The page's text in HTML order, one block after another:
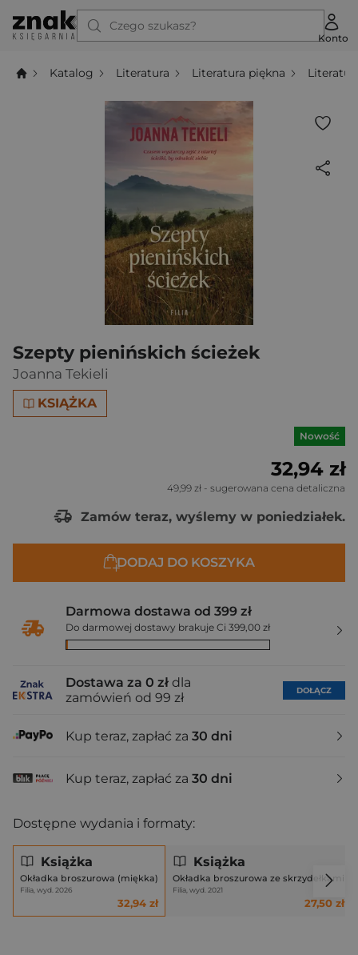
Czego szukasz?
Konto
Katalog Literatura Literatura piękna
Szepty pienińskich ścieżek
Joanna Tekieli
KSIĄŻKA
Nowość
32,94 zł
49,99 zł - sugerowana cena detaliczna
Zamów teraz, wyślemy w poniedziałek.
DODAJ DO KOSZYKA
Darmowa dostawa od 399 zł
Do darmowej dostawy brakuje Ci 399,00 zł
Dostawa za 0 zł dla
zamówień od 99 zł
DOŁĄCZ
Kup teraz, zapłać za 30 dni
Kup teraz, zapłać za 30 dni
Dostępne wydania i formaty:
Książka
Okładka broszurowa (miękka)
Filia, wyd. 2026
32,94 zł
Książka
Okładka broszurowa ze skrzydełkami
Filia, wyd. 2021
27,50 zł